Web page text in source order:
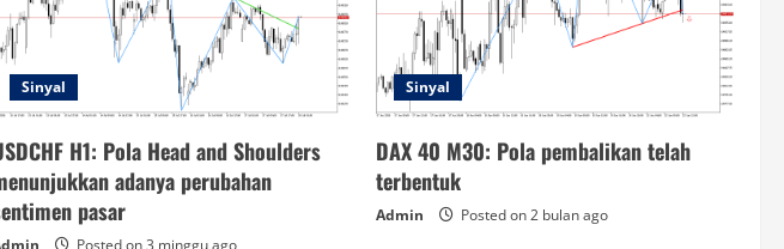
Sinyal
H1: Pola Head and Shoulders
adanya perubahan
pasar
Posted on 3 minggu ago
Sinyal
DAX 40 M30: Pola pembalikan telah
terbentuk
Admin Posted on 2 bulan ago